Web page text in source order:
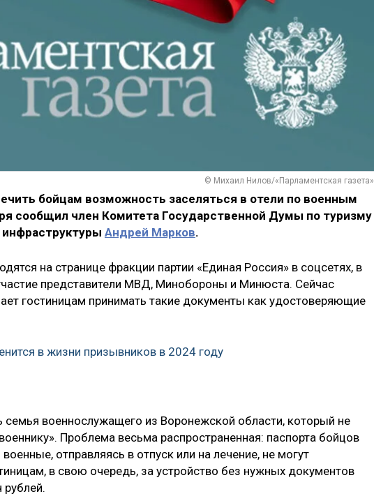
© Михаил Нилов/«Парламентская газета»
бойцам возможность заселяться в отели по военным
сообщил член Комитета Государственной Думы по туризму
Андрей Марков.
на странице фракции партии «Единая Россия» в соцсетях, в
представители МВД, Минобороны и Минюста. Сейчас
гостиницам принимать такие документы как удостоверяющие
в жизни призывников в 2024 году
семья военнослужащего из Воронежской области, который не
Проблема весьма распространенная: паспорта бойцов
военные, отправляясь в отпуск или на лечение, не могут
в свою очередь, за устройство без нужных документов